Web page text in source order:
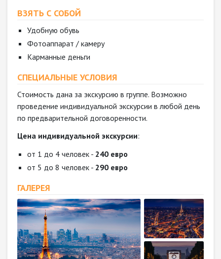
ВЗЯТЬ С СОБОЙ
Удобную обувь
Фотоаппарат / камеру
Карманные деньги
СПЕЦИАЛЬНЫЕ УСЛОВИЯ
Стоимость дана за экскурсию в группе. Возможно
проведение индивидуальной экскурсии в любой день
по предварительной договоренности.
Цена индивидуальной экскурсии:
от 1 до 4 человек - 240 евро
от 5 до 8 человек - 290 евро
ГАЛЕРЕЯ